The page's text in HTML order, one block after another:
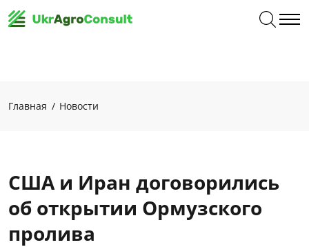
Главная Новости
США и Иран договорились
об открытии Ормузского
пролива